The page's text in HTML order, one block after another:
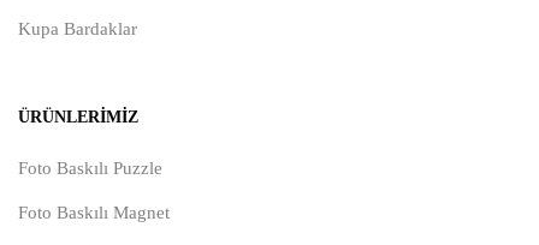
Kupa Bardaklar
ÜRÜNLERIMIZ
Foto Baskılı Puzzle
Foto Baskılı Magnet